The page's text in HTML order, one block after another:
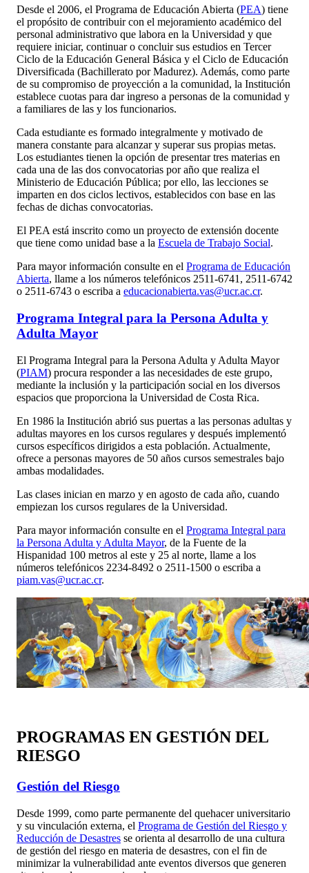
Desde el 2006, el Programa de Educación Abierta (PEA) tiene
el propósito de contribuir con el mejoramiento académico del
personal administrativo que labora en la Universidad y que
requiere iniciar, continuar o concluir sus estudios en Tercer
Ciclo de la Educación General Básica y el Ciclo de Educación
Diversificada (Bachillerato por Madurez). Además, como parte
de su compromiso de proyección a la comunidad, la Institución
establece cuotas para dar ingreso a personas de la comunidad y
a familiares de las y los funcionarios.
Cada estudiante es formado integralmente y motivado de
manera constante para alcanzar y superar sus propias metas.
Los estudiantes tienen la opción de presentar tres materias en
cada una de las dos convocatorias por año que realiza el
Ministerio de Educación Pública; por ello, las lecciones se
imparten en dos ciclos lectivos, establecidos con base en las
fechas de dichas convocatorias.
El PEA está inscrito como un proyecto de extensión docente
que tiene como unidad base a la Escuela de Trabajo Social.
Para mayor información consulte en el Programa de Educación
Abierta, llame a los números telefónicos 2511-6741, 2511-6742
o 2511-6743 o escriba a educacionabierta.vas@ucr.ac.cr.
Programa Integral para la Persona Adulta y
Adulta Mayor
El Programa Integral para la Persona Adulta y Adulta Mayor
(PIAM) procura responder a las necesidades de este grupo,
mediante la inclusión y la participación social en los diversos
espacios que proporciona la Universidad de Costa Rica.
En 1986 la Institución abrió sus puertas a las personas adultas y
adultas mayores en los cursos regulares y después implementó
cursos específicos dirigidos a esta población. Actualmente,
ofrece a personas mayores de 50 años cursos semestrales bajo
ambas modalidades.
Las clases inician en marzo y en agosto de cada año, cuando
empiezan los cursos regulares de la Universidad.
Para mayor información consulte en el Programa Integral para
la Persona Adulta y Adulta Mayor, de la Fuente de la
Hispanidad 100 metros al este y 25 al norte, llame a los
números telefónicos 2234-8492 o 2511-1500 o escriba a
piam.vas@ucr.ac.cr.
PROGRAMAS EN GESTIÓN DEL
RIESGO
Gestión del Riesgo
Desde 1999, como parte permanente del quehacer universitario
y su vinculación externa, el Programa de Gestión del Riesgo y
Reducción de Desastres se orienta al desarrollo de una cultura
de gestión del riesgo en materia de desastres, con el fin de
minimizar la vulnerabilidad ante eventos diversos que generen